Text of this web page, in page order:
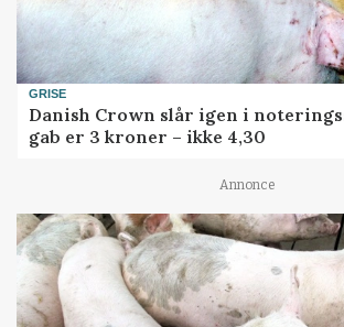
GRISE
Danish Crown slår igen i
gab er 3 kroner – ikke 4,30
Annonce